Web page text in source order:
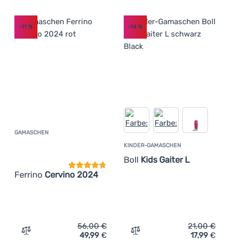
GAMASCHEN
Ferrino Cervino 2024
Kundenbewertung
-11 %
Zum Vergleich 'Gamaschen Ferrino Cervino 2024'
56,00€
49,99 €
KINDER-GAMASCHEN
Boll Kids Gaiter L
-14%
Zum Vergleich 'Kinder-
21,00€
17,99 €